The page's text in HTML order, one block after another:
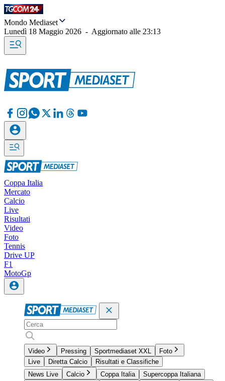
Mondo Mediaset
Lunedì 18 Maggio 2026 - Aggiornato alle 23:13
Coppa Italia
Mercato
Calcio
Live
Risultati
Video
Foto
Tennis
Drive UP
F1
MotoGp
Video Pressing Sportmediaset XXL
Foto
Live
Diretta Calcio
Risultati e Classifiche
News Live
Calcio Coppa Italia
Supercoppa Italiana